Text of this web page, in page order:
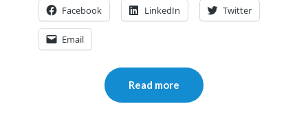
Facebook LinkedIn Twitter
Email
Read more